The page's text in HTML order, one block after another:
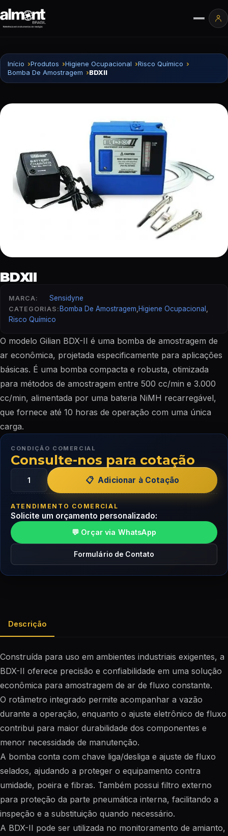
Início Produtos Higiene Ocupacional
Risco Químico
Bomba De Amostragem
BDXII
BDXII
MARCA: Sensidyne
CATEGORIAS: Bomba De Amostragem,Higiene Ocupacional ,
Risco Químico
O modelo Gilian BDX-II é uma bomba de amostragem de
ar econômica, projetada especificamente para aplicações
básicas. É uma bomba compacta e robusta, otimizada
para métodos de amostragem entre 500 cc/min e 3.000
cc/min, alimentada por uma bateria NiMH recarregável,
que fornece até 10 horas de operação com uma única
carga.
CONDIÇÃO COMERCIAL
Consulte-nos para cotação
Adicionar à Cotação
ATENDIMENTO COMERCIAL
Solicite um orçamento personalizado:
💬 Orçar via WhatsApp
Formulário de Contato
Descrição
Construída para uso em ambientes industriais exigentes, a
BDX-II oferece precisão e confiabilidade em uma solução
econômica para amostragem de ar de fluxo constante.
O rotâmetro integrado permite acompanhar a vazão
durante a operação, enquanto o ajuste eletrônico de fluxo
contribui para maior durabilidade dos componentes e
menor necessidade de manutenção.
A bomba conta com chave liga/desliga e ajuste de fluxo
selados, ajudando a proteger o equipamento contra
umidade, poeira e fibras. Também possui filtro externo
para proteção da parte pneumática interna, facilitando a
inspeção e a substituição quando necessário.
A BDX-II pode ser utilizada no monitoramento de amianto,